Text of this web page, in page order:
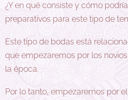
¿Y en qué consiste y cómo
preparativos para este tipo de
Este tipo de bodas está
que empezaremos por los
la época.
Por lo tanto, empezaremos por